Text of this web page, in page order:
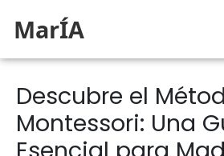
MarÍA
Descubre el
Montessori: Una